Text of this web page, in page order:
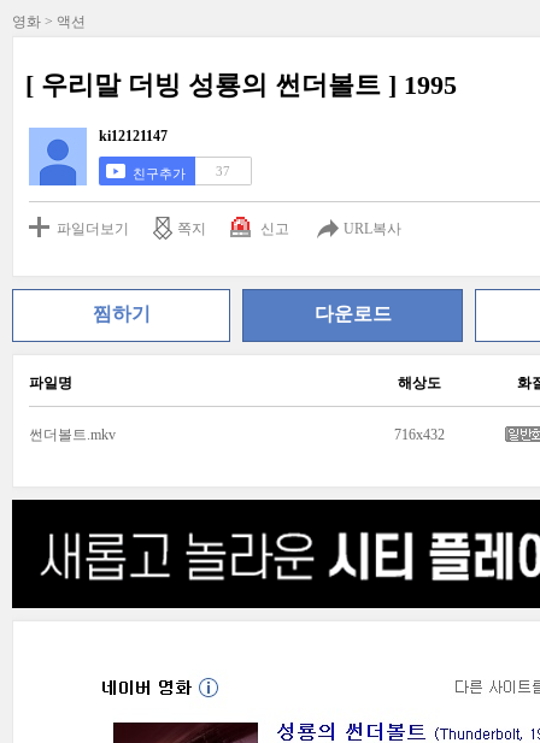
영화 > 액션
[ 우리말 더빙 성룡의 썬더볼트 ] 1995
ki12121147
친구추가 37
파일더보기 쪽지 신고 URL복사
찜하기 다운로드
파일명 해상도 화
썬더볼트.mkv 716x432